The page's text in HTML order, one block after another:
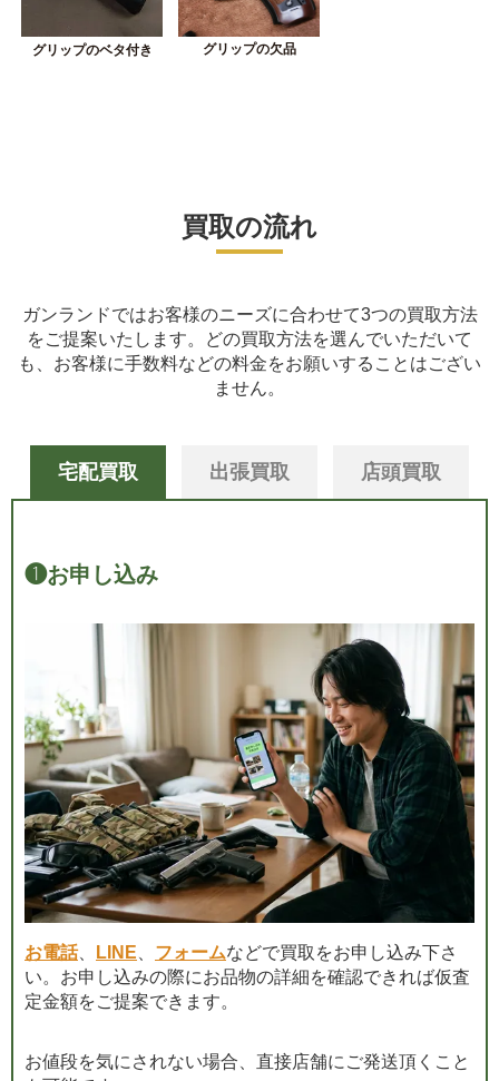
グリップのベタ付き グリップの欠品
買取の流れ
ガンランドではお客様のニーズに合わせて3つの買取方法
をご提案いたします。
どの買取方法を選んでいただいて
も、お客様に手数料などの料金をお願いすることはござい
ません。
宅配買取 出張買取 店頭買取
❶お申し込み
お電話、 LINE フォームなどで買取をお申し込み下さ
い。お申し込みの際にお品物の詳細を確認できれば仮査
定金額をご提案できます。
お値段を気にされない場合、直接店舗にご発送頂くこと